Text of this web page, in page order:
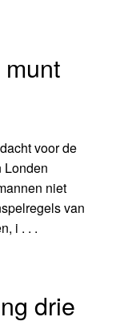
voor de
Londen
niet
van
i . . .
drie